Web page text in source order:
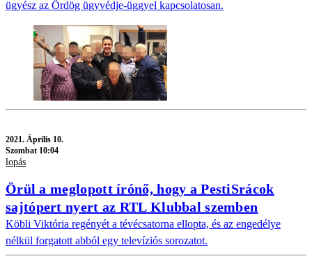
ügyész az Ördög ügyvédje-üggyel kapcsolatosan.
2021. Április 10.
Szombat 10:04
lopás
Örül a meglopott írónő, hogy a PestiSrácok
sajtópert nyert az RTL Klubbal szemben
Köbli Viktória regényét a tévécsatorna ellopta, és az engedélye
nélkül forgatott abból egy televíziós sorozatot.